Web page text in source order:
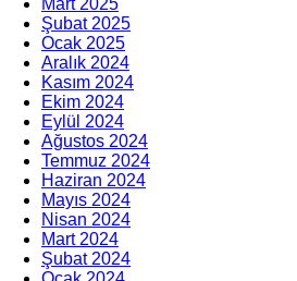
Mart 2025
Şubat 2025
Ocak 2025
Aralık 2024
Kasım 2024
Ekim 2024
Eylül 2024
Ağustos 2024
Temmuz 2024
Haziran 2024
Mayıs 2024
Nisan 2024
Mart 2024
Şubat 2024